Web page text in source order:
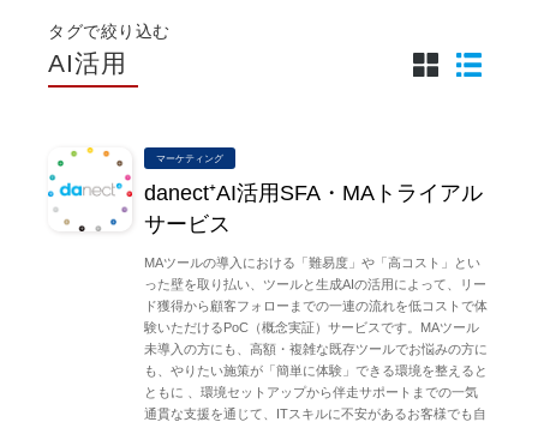
タグで絞り込む
AI活用
マーケティング
danect⁺AI活用SFA・MAトライアル
サービス
MAツールの導入における「難易度」や「高コスト」とい
った壁を取り払い、ツールと生成AIの活用によって、リー
ド獲得から顧客フォローまでの一連の流れを低コストで体
験いただけるPoC（概念実証）サービスです。MAツール
未導入の方にも、高額・複雑な既存ツールでお悩みの方に
も、やりたい施策が「簡単に体験」できる環境を整えると
ともに 、環境セットアップから伴走サポートまでの一気
通貫な支援を通じて、ITスキルに不安があるお客様でも自